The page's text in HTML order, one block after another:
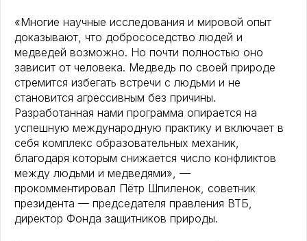
«Многие научные исследования и мировой опыт
доказывают, что добрососедство людей и
медведей возможно. Но почти полностью оно
зависит от человека. Медведь по своей природе
стремится избегать встречи с людьми и не
становится агрессивным без причины.
Разработанная нами программа опирается на
успешную международную практику и включает в
себя комплекс образовательных механик,
благодаря которым снижается число конфликтов
между людьми и медведями», —
прокомментировал Пётр Шпиленок, советник
президента — председателя правления ВТБ,
директор Фонда защитников природы.